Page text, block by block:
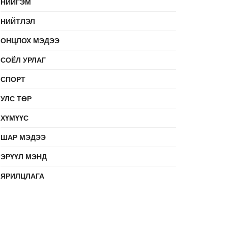
НИЙТЛЭЛ
ОНЦЛОХ МЭДЭЭ
СОЁЛ УРЛАГ
СПОРТ
УЛС ТӨР
ХҮМҮҮС
ШАР МЭДЭЭ
ЭРҮҮЛ МЭНД
ЯРИЛЦЛАГА